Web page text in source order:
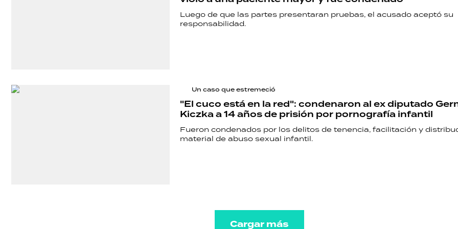
Luego de que las partes presentaran pruebas, el acusado aceptó su
responsabilidad.
Un caso que estremeció
"El cuco está en la red": condenaron al ex diputado
Kiczka a 14 años de prisión por pornografía infantil
Fueron condenados por los delitos de tenencia, facilitación y
material de abuso sexual infantil.
Cargar más